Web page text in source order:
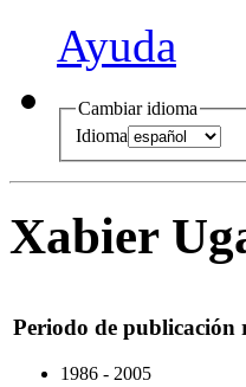
Ayuda
Cambiar idioma
Idioma
Xabier
Periodo de publicación
1986 - 2005